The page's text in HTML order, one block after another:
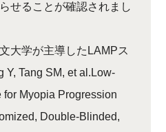
せることが確認されまし
大学が主導したLAMPス
Y, Tang SM, et al.Low-
Myopia Progression
Double-Blinded,